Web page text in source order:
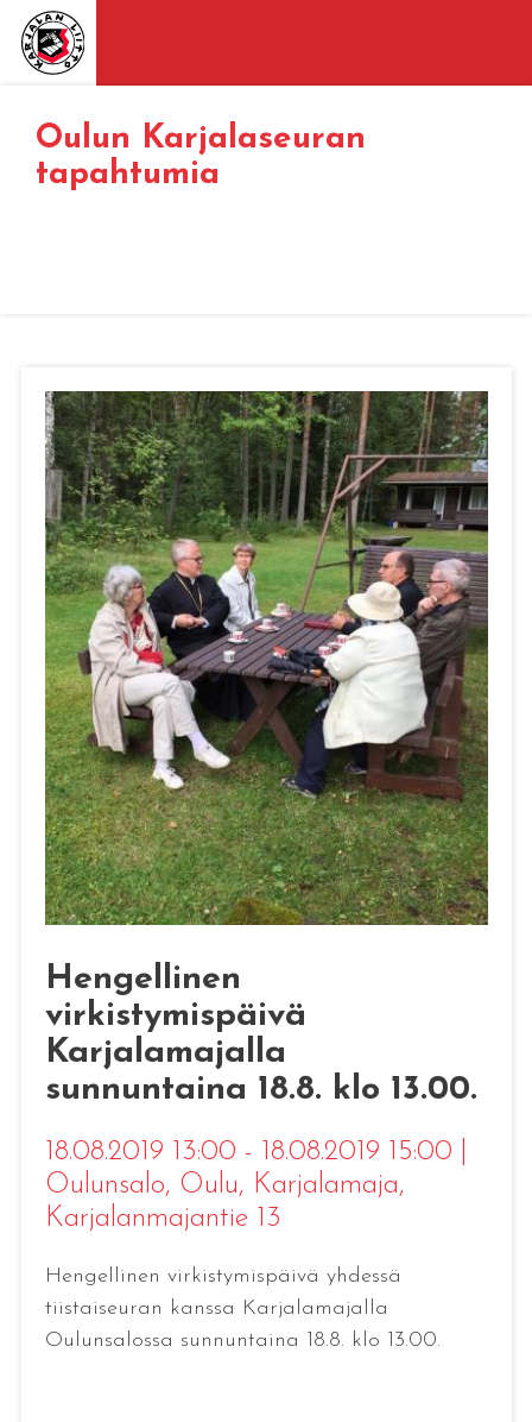
Oulun Karjalaseuran
tapahtumia
Hengellinen
virkistymispäivä
Karjalamajalla
sunnuntaina 18.8. klo 13.00.
18.08.2019 13:00 - 18.08.2019 15:00
Oulunsalo, Oulu, Karjalamaja,
Karjalanmajantie 13
Hengellinen virkistymispäivä yhdessä
tiistaiseuran kanssa Karjalamajalla
Oulunsalossa sunnuntaina 18.8. klo 13.00.